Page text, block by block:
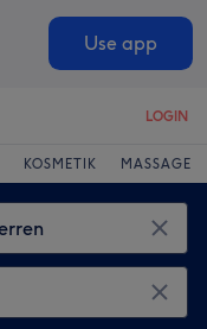
Use app
LOGIN
KOSMETIK MASSAGE